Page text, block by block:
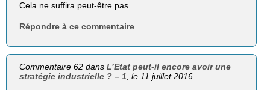
Cela ne suffira peut-être pas…
Répondre à ce commentaire
Commentaire 62 dansL’Etat peut-il encore avoir une
stratégie industrielle ? – 1, le 11 juillet 2016